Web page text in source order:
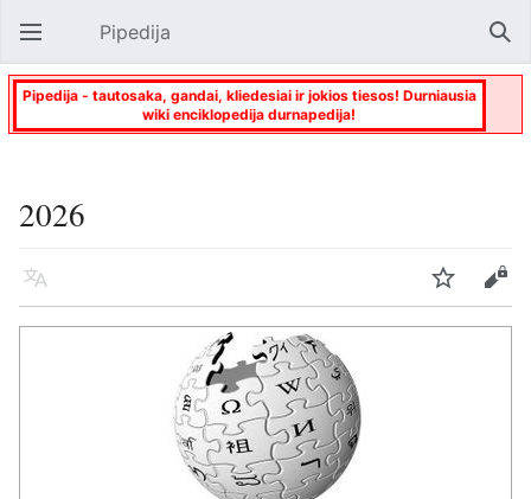
Atverti pagrindinį meniu Pipedija
Pipedija - tautosaka, gandai, kliedesiai ir jokios tiesos! Durniausia
wiki enciklopedija durnapedija!
2026
Kalba Stebėti Keisti